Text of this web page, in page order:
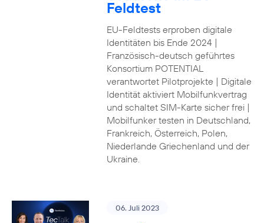
Feldtest
EU-Feldtests erproben digitale
Identitäten bis Ende 2024 |
Französisch-deutsch geführtes
Konsortium POTENTIAL
verantwortet Pilotprojekte | Digitale
Identität aktiviert Mobilfunkvertrag
und schaltet SIM-Karte sicher frei |
Mobilfunker testen in Deutschland,
Frankreich, Österreich, Polen,
Niederlande Griechenland und der
Ukraine.
06. Juli 2023